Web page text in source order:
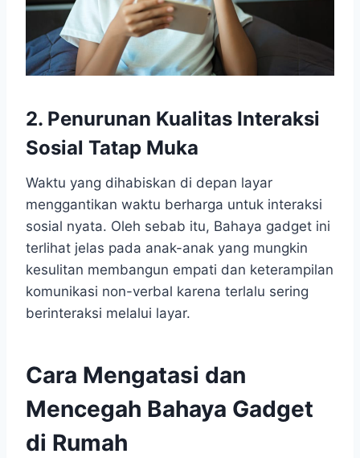
2. Penurunan Kualitas Interaksi
Sosial Tatap Muka
Waktu yang dihabiskan di depan layar
menggantikan waktu berharga untuk interaksi
sosial nyata. Oleh sebab itu, Bahaya gadget ini
terlihat jelas pada anak-anak yang mungkin
kesulitan membangun empati dan keterampilan
komunikasi non-verbal karena terlalu sering
berinteraksi melalui layar.
Cara Mengatasi dan
Mencegah Bahaya Gadget
di Rumah